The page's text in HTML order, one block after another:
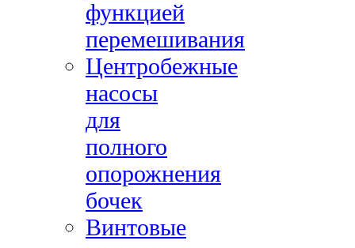
функцией
перемешивания
Центробежные
насосы
для
полного
опорожнения
бочек
Винтовые